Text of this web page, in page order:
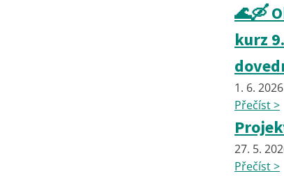
🌊🛶
kurz
1. 6. 2026
Přečíst >
27. 5.
Přečíst >